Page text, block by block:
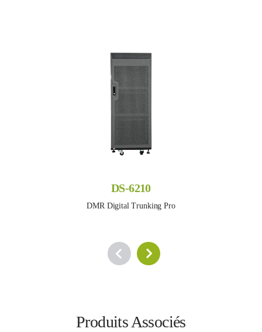
DS-6210
DMR Digital Trunking Pro
Produits Associés